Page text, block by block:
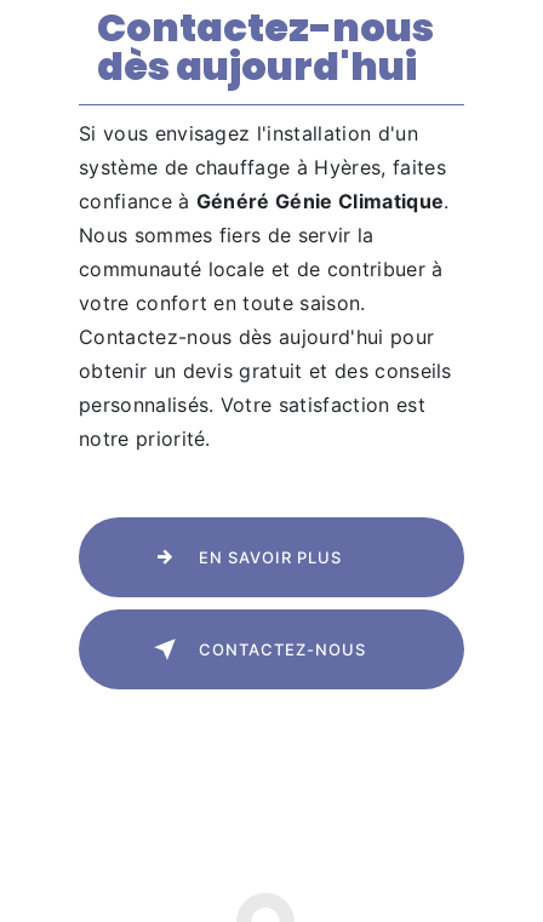
Contactez-nous
dès aujourd'hui
Si vous envisagez l'installation d'un
système de chauffage à Hyères, faites
confiance à Généré Génie Climatique.
Nous sommes fiers de servir la
communauté locale et de contribuer à
votre confort en toute saison.
Contactez-nous dès aujourd'hui pour
obtenir un devis gratuit et des conseils
personnalisés. Votre satisfaction est
notre priorité.
EN SAVOIR PLUS
CONTACTEZ-NOUS